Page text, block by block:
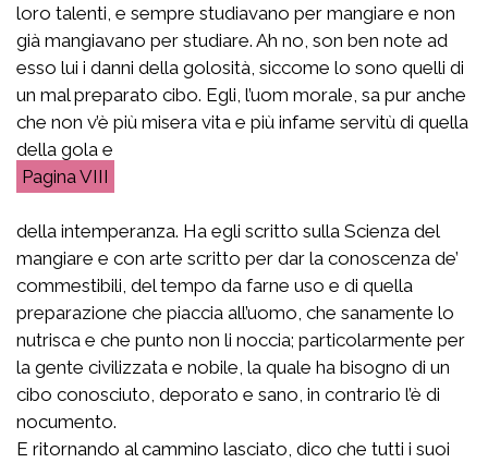
loro talenti, e sempre studiavano per mangiare e non
già mangiavano per studiare. Ah no, son ben note ad
esso lui i danni della golosità, siccome lo sono quelli di
un mal preparato cibo. Egli, l’uom morale, sa pur anche
che non v’è più misera vita e più infame servitù di quella
della gola e
VIII
della intemperanza. Ha egli scritto sulla Scienza del
mangiare e con arte scritto per dar la conoscenza de’
commestibili, del tempo da farne uso e di quella
preparazione che piaccia all’uomo, che sanamente lo
nutrisca e che punto non li noccia; particolarmente per
la gente civilizzata e nobile, la quale ha bisogno di un
cibo conosciuto, deporato e sano, in contrario l’è di
nocumento.
E ritornando al cammino lasciato, dico che tutti i suoi